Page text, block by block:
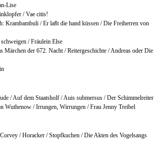
Lise
/ Vae citis!
Krambambuli / Er laßt die hand küssen / Die Freiherren von
/ Fräulein Else
Märchen der 672. Nacht / Reitergeschichte / Andreas oder Die
/ Auf dem Staatsholf / Auis submersus / Der Schimmelreiter
Wuthenow / Irrungen, Wirrungen / Frau Jenny Treibel
/ Horacker / Stopfkuchen / Die Akten des Vogelsangs